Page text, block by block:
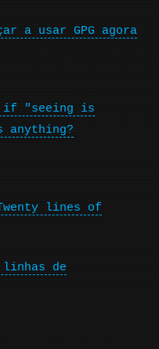
a usar GPG agora
if "seeing is
anything?
lines of
de